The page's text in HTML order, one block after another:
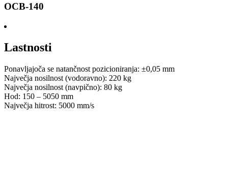
OCB-140
Lastnosti
Ponavljajoča se natančnost pozicioniranja: ±0,05 mm
Največja nosilnost (vodoravno): 220 kg
Največja nosilnost (navpično): 80 kg
Hod: 150 – 5050 mm
Največja hitrost: 5000 mm/s